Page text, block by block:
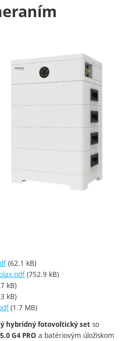
(62.1 kB)
(752.9 kB)
kB)
kB)
(1.7 MB)
hybridný fotovoltický set so
G4 PRO a batériovým úložiskom